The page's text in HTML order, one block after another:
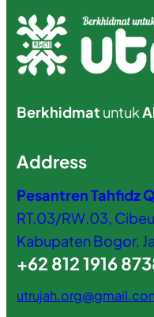
Berkhidmat untuk
Address
Pesantren Tahfidz
RT.03/RW.03,
Kabupaten Bogor,
+62 812 1916